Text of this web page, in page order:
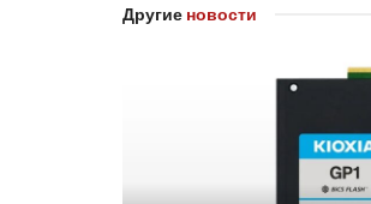
Другие новости